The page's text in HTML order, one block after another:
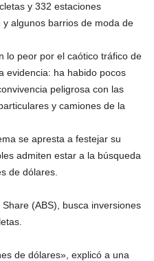
y 332 estaciones
algunos barrios de moda de
lo peor por el caótico tráfico de
evidencia: ha habido pocos
peligrosa con las
y camiones de la
se apresta a festejar su
admiten estar a la búsqueda
de dólares.
(ABS), busca inversiones
de dólares», explicó a una